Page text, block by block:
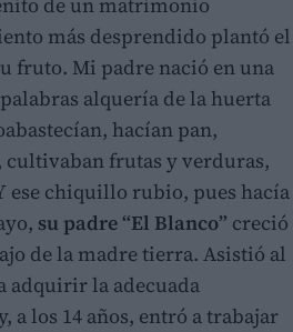
más desprendido plantó el
fruto. Mi padre nació en una
alquería de la huerta
hacían pan,
frutas y verduras,
ese chiquillo rubio, pues hacía
su padre “El Blanco” creció
de la madre tierra. Asistió al
adquirir la adecuada
a los 14 años, entró a trabajar